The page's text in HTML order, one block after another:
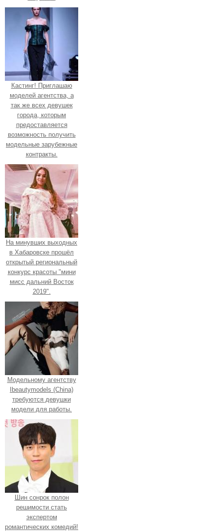
Кастинг! Приглашаю
моделей агентства, а
так же всех девушек
города, которым
предоставляется
возможность получить
модельные зарубежные
контракты.
На минувших выходных
в Хабаровске прошёл
открытый региональный
конкурс красоты "мини
мисс дальний Восток
2019".
Модельному агентству
Ibeautymodels (China)
требуются девушки
модели для работы.
Шин сонрок полон
решимости стать
экспертом
романтических комедий!